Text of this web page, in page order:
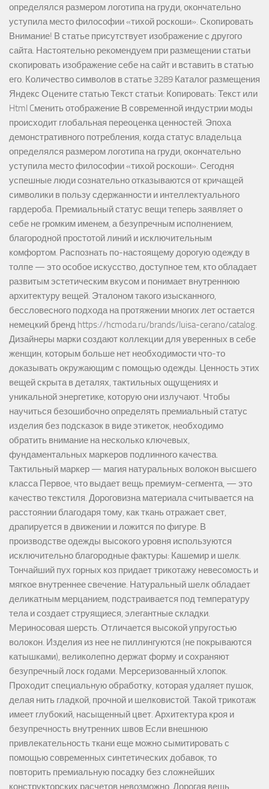
определялся размером логотипа на груди, окончательно
уступила место философии «тихой роскоши». Скопировать
Внимание! В статье присутствует изображение с другого
сайта. Настоятельно рекомендуем при размещении статьи
скопировать изображение себе на сайт и вставить в статью
его. Количество символов в статье 3289 Каталог размещения
Яндекс Оцените статью Текст статьи: Копировать: Текст или
Html Cменить отображение В современной индустрии моды
происходит глобальная переоценка ценностей. Эпоха
демонстративного потребления, когда статус владельца
определялся размером логотипа на груди, окончательно
уступила место философии «тихой роскоши». Сегодня
успешные люди сознательно отказываются от кричащей
символики в пользу сдержанности и интеллектуального
гардероба. Премиальный статус вещи теперь заявляет о
себе не громким именем, а безупречным исполнением,
благородной простотой линий и исключительным
комфортом. Распознать по-настоящему дорогую одежду в
толпе — это особое искусство, доступное тем, кто обладает
развитым эстетическим вкусом и понимает внутреннюю
архитектуру вещей. Эталоном такого изысканного,
бессловесного подхода на протяжении многих лет остается
немецкий бренд https://hcmoda.ru/brands/luisa-cerano/catalog.
Дизайнеры марки создают коллекции для уверенных в себе
женщин, которым больше нет необходимости что-то
доказывать окружающим с помощью одежды. Ценность этих
вещей скрыта в деталях, тактильных ощущениях и
уникальной энергетике, которую они излучают. Чтобы
научиться безошибочно определять премиальный статус
изделия без подсказок в виде этикеток, необходимо
обратить внимание на несколько ключевых,
фундаментальных маркеров подлинного качества.
Тактильный маркер — магия натуральных волокон высшего
класса Первое, что выдает вещь премиум-сегмента, — это
качество текстиля. Дороговизна материала считывается на
расстоянии благодаря тому, как ткань отражает свет,
драпируется в движении и ложится по фигуре. В
производстве одежды высокого уровня используются
исключительно благородные фактуры: Кашемир и шелк.
Тончайший пух горных коз придает трикотажу невесомость и
мягкое внутреннее свечение. Натуральный шелк обладает
деликатным мерцанием, подстраивается под температуру
тела и создает струящиеся, элегантные складки.
Мериносовая шерсть. Отличается высокой упругостью
волокон. Изделия из нее не пиллингуются (не покрываются
катышками), великолепно держат форму и сохраняют
безупречный лоск годами. Мерсеризованный хлопок.
Проходит специальную обработку, которая удаляет пушок,
делая нить гладкой, прочной и шелковистой. Такой трикотаж
имеет глубокий, насыщенный цвет. Архитектура кроя и
безупречность внутренних швов Если внешнюю
привлекательность ткани еще можно сымитировать с
помощью современных синтетических добавок, то
повторить премиальную посадку без сложнейших
конструкторских расчетов невозможно. Дорогая вещь